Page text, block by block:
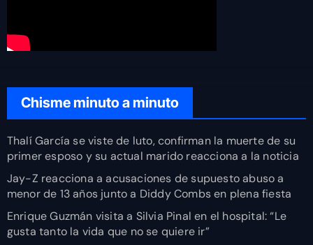
Chisme minuto a minuto
Thalí García se viste de luto, confirman la muerte de su
primer esposo y su actual marido reacciona a la noticia
Jay-Z reacciona a acusaciones de supuesto abuso a
menor de 13 años junto a Diddy Combs en plena fiesta
Enrique Guzmán visita a Silvia Pinal en el hospital: “Le
gusta tanto la vida que no se quiere ir”